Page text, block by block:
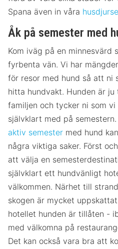
Spana även in våra
Åk på semester med
Kom iväg på en minnesvärd
fyrbenta vän. Vi har
för resor med hund så att ni
hitta hundvakt. Hunden är
familjen och tycker ni som vi
självklart med på
aktiv semester med hund
några viktiga saker. Först
att välja en
självklart ett hundvänligt
välkommen. Närhet till
skogen är mycket
hotellet hunden är tillåten -
med välkomna på
Det kan också vara bra att